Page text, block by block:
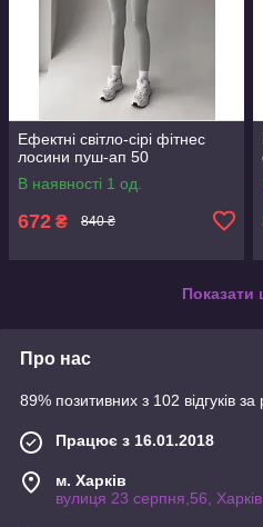
Ефектні світло-сірі фітнес
лосини пуш-ап 50
В наявності 1 од.
672 ₴ 840 ₴
Показати
Про нас
89% позитивних з 102 відгуків за
Працює з 16.01.2018
м. Харків
вулиця 23 серпня,56,